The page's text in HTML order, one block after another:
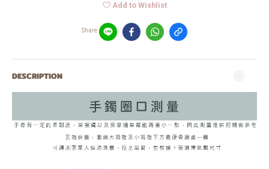
Add to Wishlist
Share
DESCRIPTION